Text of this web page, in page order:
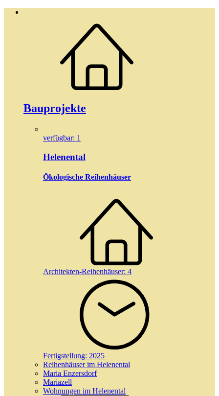
Bauprojekte
verfügbar: 1
Helenental
Ökologische Reihenhäuser
Architekten-Reihenhäuser: 4
Fertigstellung: 2025
Reihenhäuser im Helenental
Maria Enzersdorf
Mariazell
Wohnungen im Helenental